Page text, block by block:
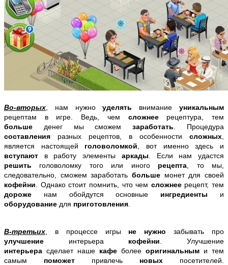
Во-вторых , нам нужноуделять вниманиеуникальным
рецептам в игре. Ведь, чем сложнее рецептура, тем
больше денег мы сможемзаработать . Процедура
составления разных рецептов, в особенности сложных
является настоящей головоломкой , вот именно здесь и
вступают в работу элементы аркады . Если нам удастся
решить головоломку того или иного рецепта , то мы,
следовательно, сможем заработать больше монет для своей
кофейни . Однако стоит помнить, что чем сложнее рецепт, тем
дороже нам обойдутся основные ингредиенты и
оборудование для приготовления
В-третьих , в процессе игры не нужно забывать про
улучшение интерьера кофейни . Улучшение
интерьера сделает наше кафе более оригинальным и тем
самым поможет привлечь новых посетителей.